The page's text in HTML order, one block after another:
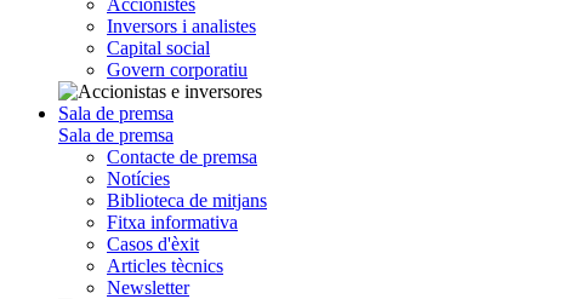
Inversors i analistes
Capital social
Govern corporatiu
Sala de premsa
Sala de premsa
Contacte de premsa
Notícies
Biblioteca de mitjans
Fitxa informativa
Casos d'èxit
Articles tècnics
Newsletter